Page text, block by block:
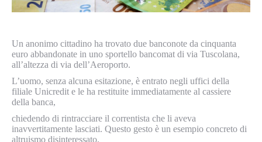
Un anonimo cittadino ha trovato due banconote da cinquanta
euro abbandonate in uno sportello bancomat di via Tuscolana,
all’altezza di via dell’Aeroporto.
L’uomo, senza alcuna esitazione, è entrato negli uffici della
filiale Unicredit e le ha restituite immediatamente al cassiere
della banca,
chiedendo di rintracciare il correntista che li aveva
inavvertitamente lasciati. Questo gesto è un esempio concreto di
altruismo disinteressato.